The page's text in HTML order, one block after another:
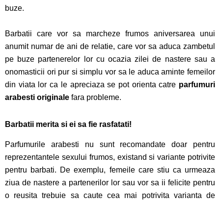
buze.
Barbatii care vor sa marcheze frumos aniversarea unui
anumit numar de ani de relatie, care vor sa aduca zambetul
pe buze partenerelor lor cu ocazia zilei de nastere sau a
onomasticii ori pur si simplu vor sa le aduca aminte femeilor
din viata lor ca le apreciaza se pot orienta catre parfumuri
arabesti originale fara probleme.
Barbatii merita si ei sa fie rasfatati!
Parfumurile arabesti nu sunt recomandate doar pentru
reprezentantele sexului frumos, existand si variante potrivite
pentru barbati. De exemplu, femeile care stiu ca urmeaza
ziua de nastere a partenerilor lor sau vor sa ii felicite pentru
o reusita trebuie sa caute cea mai potrivita varianta de